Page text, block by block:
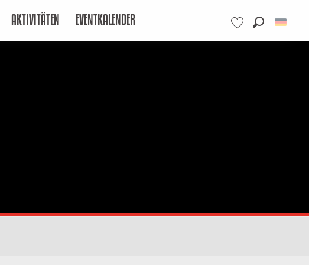
Voir les favoris
AKTIVITÄTEN EVENTKALENDER